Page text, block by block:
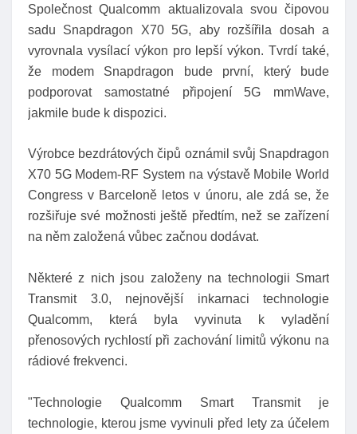
Společnost Qualcomm aktualizovala svou čipovou
sadu Snapdragon X70 5G, aby rozšířila dosah a
vyrovnala vysílací výkon pro lepší výkon. Tvrdí také,
že modem Snapdragon bude první, který bude
podporovat samostatné připojení 5G mmWave,
jakmile bude k dispozici.
Výrobce bezdrátových čipů oznámil svůj Snapdragon
X70 5G Modem-RF System na výstavě Mobile World
Congress v Barceloně letos v únoru, ale zdá se, že
rozšiřuje své možnosti ještě předtím, než se zařízení
na něm založená vůbec začnou dodávat.
Některé z nich jsou založeny na technologii Smart
Transmit 3.0, nejnovější inkarnaci technologie
Qualcomm, která byla vyvinuta k vyladění
přenosových rychlostí při zachování limitů výkonu na
rádiové frekvenci.
"Technologie Qualcomm Smart Transmit je
technologie, kterou jsme vyvinuli před lety za účelem